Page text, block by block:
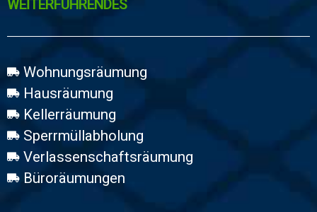
WEİTERFÜHRENDES
Wohnungsräumung
Hausräumung
Kellerräumung
Sperrmüllabholung
Verlassenschaftsräumung
Büroräumungen